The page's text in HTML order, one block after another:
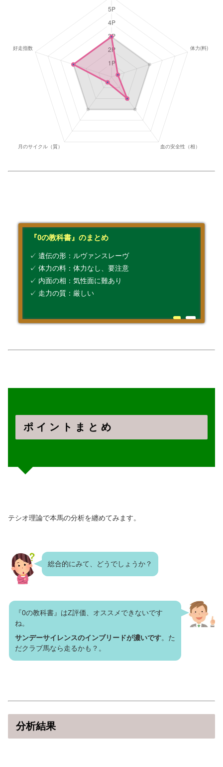
『0の教科書』のまとめ
✓ 遺伝の形：ルヴァンスレーヴ
✓ 体力の料：体力なし、要注意
✓ 内面の相：気性面に難あり
✓ 走力の質：厳しい
ポ イ ン ト ま と め
テシオ理論で本馬の分析を纏めてみます。
総合的にみて、どうでしょうか？
『0の教科書』はZ評価、オススメできないです
ね。
サンデーサイレンスのインブリードが濃いです。た
だクラブ馬なら走るかも？。
分析結果